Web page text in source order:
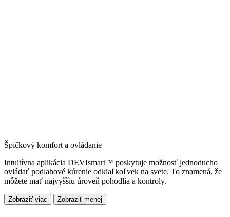
Špičkový komfort a ovládanie
Intuitívna aplikácia DEVIsmart™ poskytuje možnosť jednoducho
ovládať podlahové kúrenie odkiaľkoľvek na svete. To znamená, že
môžete mať najvyššiu úroveň pohodlia a kontroly.
Zobraziť viac Zobraziť menej